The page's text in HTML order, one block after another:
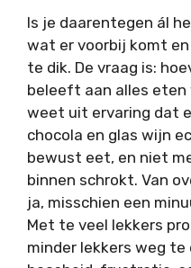
ls je daarentegen ál
wat er voorbij komt en
te dik. De vraag is:
beleeft aan alles eten
weet uit ervaring dat
chocola en glas wijn
bewust eet, en niet
binnen schrokt. Van
ja, misschien een
Met te veel lekkers
minder lekkers weg